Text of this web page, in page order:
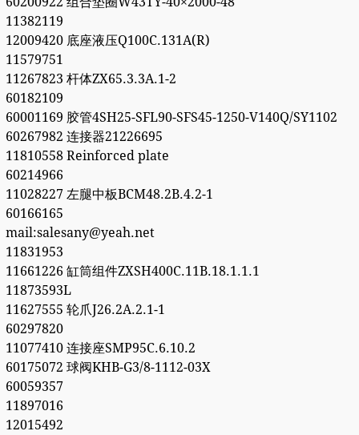
11382119
12009420 底座液压Q100C.131A(R)
11579751
11267823 杆体ZX65.3.3A.1-2
60182109
60001169 胶管4SH25-SFL90-SFS45-1250-V140Q/SY1102
60267982 连接器21226695
11810558 Reinforced plate
60214966
11028227 左腿中板BCM48.2B.4.2-1
60166165
mail:salesany@yeah.net
11831953
11661226 缸筒组件ZXSH400C.11B.18.1.1.1
11873593L
11627555 轮爪J26.2A.2.1-1
60297820
11077410 连接座SMP95C.6.10.2
60175072 球阀KHB-G3/8-1112-03X
60059357
11897016
12015492